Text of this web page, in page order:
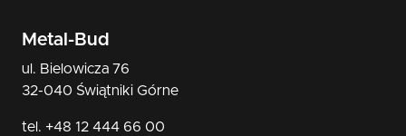
Metal-Bud
ul. Bielowicza 76
32-040 Świątniki Górne
tel. +48 12 444 66 00